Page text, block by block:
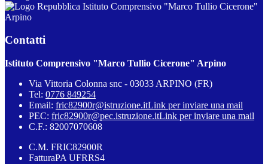
Istituto Comprensivo "Marco Tullio Cicerone"
Arpino
Contatti
Istituto Comprensivo "Marco Tullio Cicerone" Arpino
Via Vittoria Colonna snc - 03033 ARPINO (FR)
Tel: 0776 849254
Email: fric82900r@istruzione.itLink per inviare una mail
PEC: fric82900r@pec.istruzione.itLink per inviare una mail
C.F.: 82007070608
C.M. FRIC82900R
FatturaPA UFRRS4